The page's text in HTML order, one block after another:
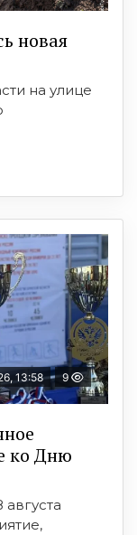
новая
на улице
13:58 9
ко Дню